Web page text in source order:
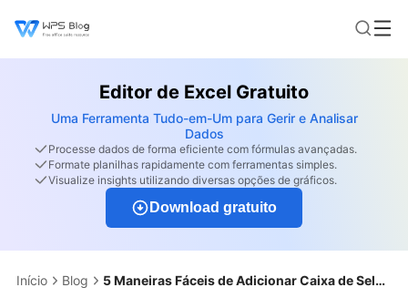
Editor de Excel Gratuito
Uma Ferramenta Tudo-em-Um para Gerir e Analisar
Dados
Processe dados de forma eficiente com fórmulas avançadas.
Formate planilhas rapidamente com ferramentas simples.
Visualize insights utilizando diversas opções de gráficos.
Download gratuito
Início Blog 5 Maneiras Fáceis de Adicionar Caixa de Seleção ao Excel